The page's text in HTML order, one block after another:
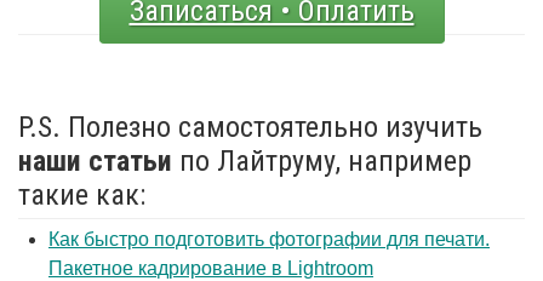
Записаться • Оплатить
P.S. Полезно самостоятельно изучить
наши статьи по Лайтруму, например
такие как:
Как быстро подготовить фотографии для печати.
Пакетное кадрирование в Lightroom